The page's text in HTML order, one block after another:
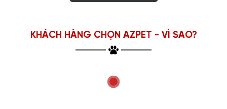
KHÁCH HÀNG CHỌN AZPET - VÌ SAO?